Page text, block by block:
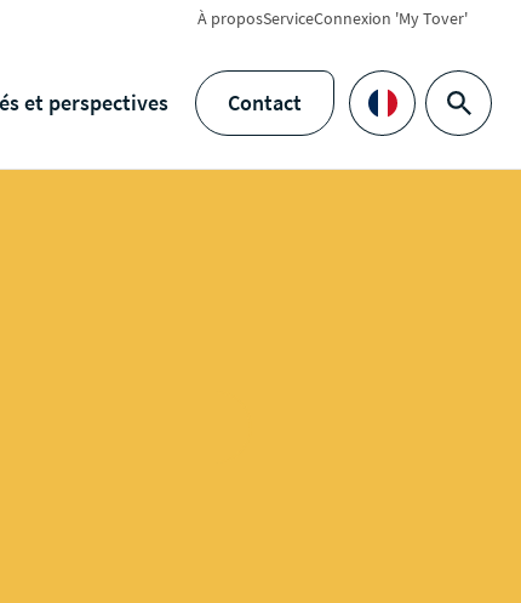
À proposServiceConnexion 'My Tover'
et perspectives
Contact
Languages
Rechercher